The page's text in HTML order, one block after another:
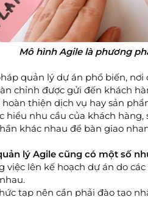
Mô hình Agile là phương
quản lý dự án phổ biến,
chỉnh được gửi đến khách
thiện dịch vụ hay sản
hiểu nhu cầu của khách
khác nhau để bàn giao
lý Agile cũng có một số
việc lên kế hoạch dự án do
tạp nên cần phải đào tạo